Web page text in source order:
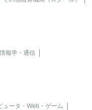
情報学・通信
ュータ・Web・ゲーム